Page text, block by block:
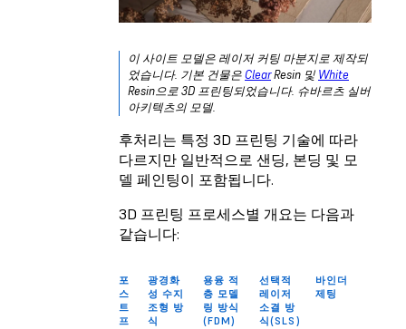
이 사이트 모델은 레이저 커팅 마분지로 제작되
었습니다. 기본 건물은ClearResin 및 White
Resin으로 3D 프린팅되었습니다. 슈바르츠 실버
아키텍츠의 모델.
후처리는 특정 3D 프린팅 기술에 따라
다르지만 일반적으로 샌딩, 본딩 및 모
델 페인팅이 포함됩니다.
3D 프린팅 프로세스별 개요는 다음과
같습니다:
포
스
트
프
광경화
성 수지
조형 방
식
용융 적
층 모델
링 방식
(FDM)
선택적
레이저
소결 방
식(SLS)
바인더
제팅